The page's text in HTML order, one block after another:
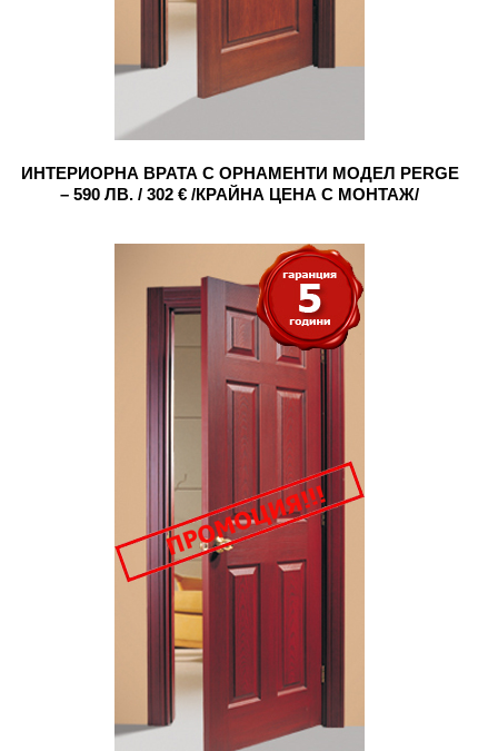
ИНТЕРИОРНА ВРАТА С ОРНАМЕНТИ МОДЕЛ PERGE
– 590 ЛВ. / 302 € /КРАЙНА ЦЕНА С МОНТАЖ/